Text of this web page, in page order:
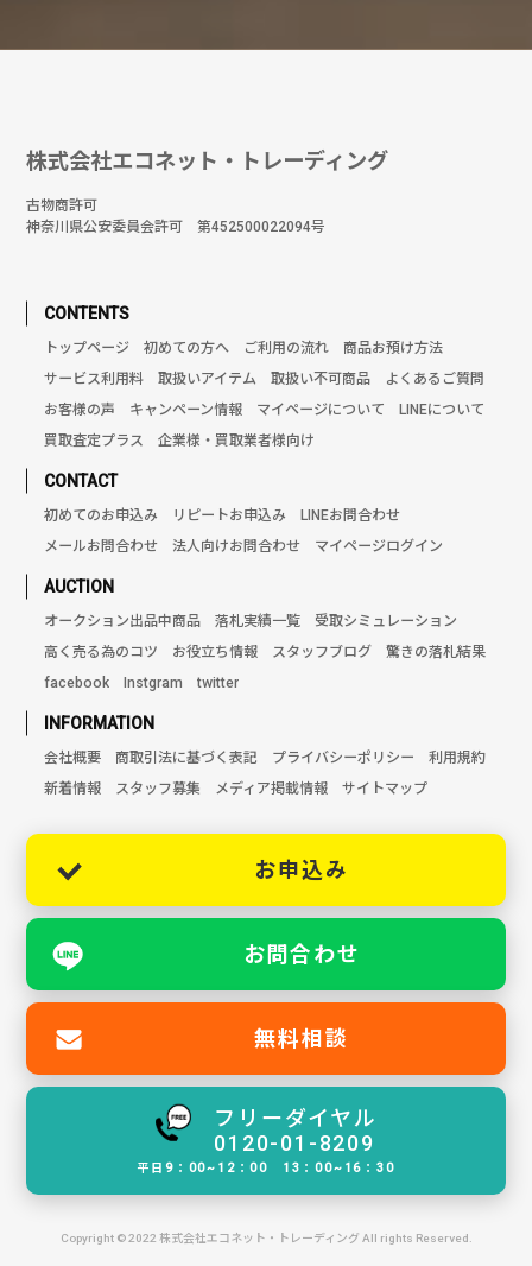
株式会社エコネット・トレーディング
古物商許可
神奈川県公安委員会許可 第452500022094号
CONTENTS
トップページ 初めての方へ ご利用の流れ
商品お預け方法
サービス利用料
取扱いアイテム 取扱い不可商品
よくあるご質問
お客様の声
キャンペーン情報 マイページについて
LINEについて
買取査定プラス
企業様・買取業者様向け
CONTACT
初めてのお申込み リピートお申込み
LINEお問合わせ
メールお問合わせ
法人向けお問合わせ マイページログイン
AUCTION
オークション出品中商品 落札実績一覧
受取シミュレーション
高く売る為のコツ
お役立ち情報 スタッフブログ
驚きの落札結果
facebook
Instgram twitter
INFORMATION
会社概要 商取引法に基づく表記 プライバシーポリシー
利用規約
新着情報
スタッフ募集 メディア掲載情報 サイトマップ
お申込み
お問合わせ
無料相談
フリーダイヤル
0120-01-8209
平日9：00~12：00 13：00~16：30
Copyright © 2022 株式会社エコネット・トレーディング All rights Reserved.